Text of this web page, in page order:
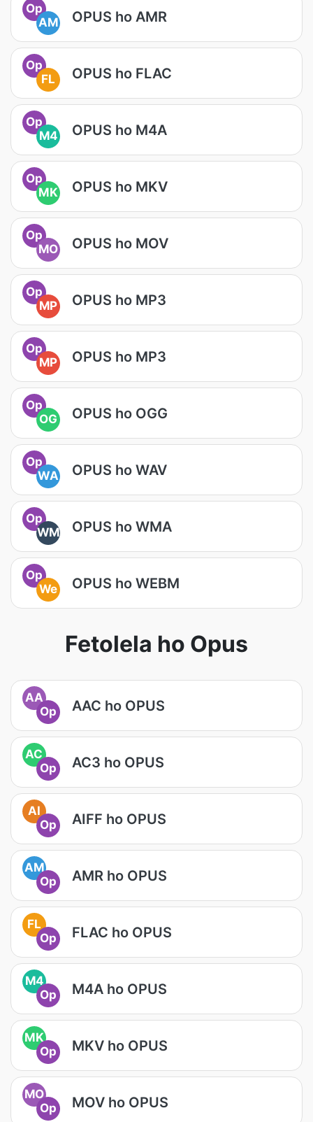
Op
AM
OPUS ho AMR
Op
FL
OPUS ho FLAC
Op
M4
OPUS ho M4A
Op
MK
OPUS ho MKV
Op
MO
OPUS ho MOV
Op
MP
OPUS ho MP3
Op
MP
OPUS ho MP3
Op
OG
OPUS ho OGG
Op
WA
OPUS ho WAV
Op
WM
OPUS ho WMA
Op
We
OPUS ho WEBM
Fetolela ho Opus
AA
Op
AAC ho OPUS
AC
Op
AC3 ho OPUS
AI
Op
AIFF ho OPUS
AM
Op
AMR ho OPUS
FL
Op
FLAC ho OPUS
M4
Op
M4A ho OPUS
MK
Op
MKV ho OPUS
MO
Op
MOV ho OPUS